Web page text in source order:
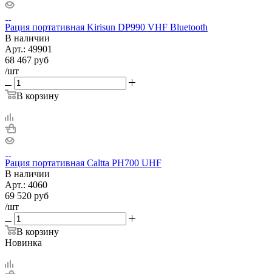
Рация портативная Kirisun DP990 VHF Bluetooth
В наличии
Арт.: 49901
68 467 руб
/шт
В корзину
Рация портативная Caltta PH700 UHF
В наличии
Арт.: 4060
69 520 руб
/шт
В корзину
Новинка